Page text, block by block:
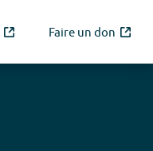
Faire un don